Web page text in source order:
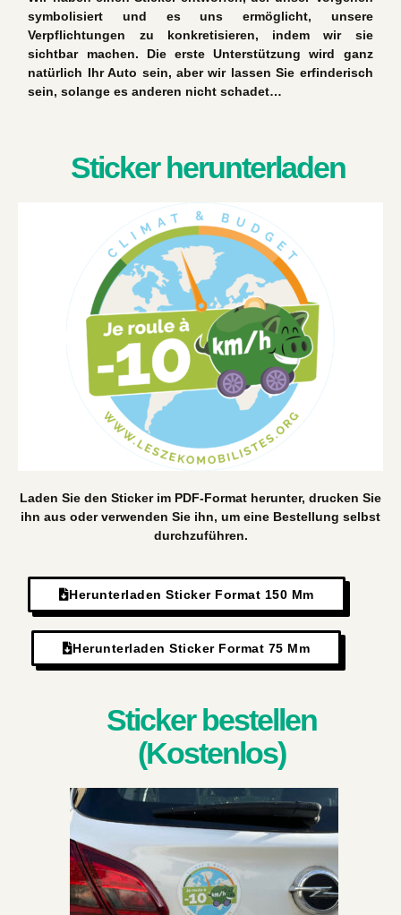
symbolisiert und es uns ermöglicht, unsere
Verpflichtungen zu konkretisieren, indem wir sie
sichtbar machen. Die erste Unterstützung wird ganz
natürlich Ihr Auto sein, aber wir lassen Sie erfinderisch
sein, solange es anderen nicht schadet…
Sticker herunterladen
Laden Sie den Sticker im PDF-Format herunter, drucken Sie
ihn aus oder verwenden Sie ihn, um eine Bestellung selbst
durchzuführen.
Herunterladen Sticker Format 150 Mm
Herunterladen Sticker Format 75 Mm
Sticker bestellen
(Kostenlos)